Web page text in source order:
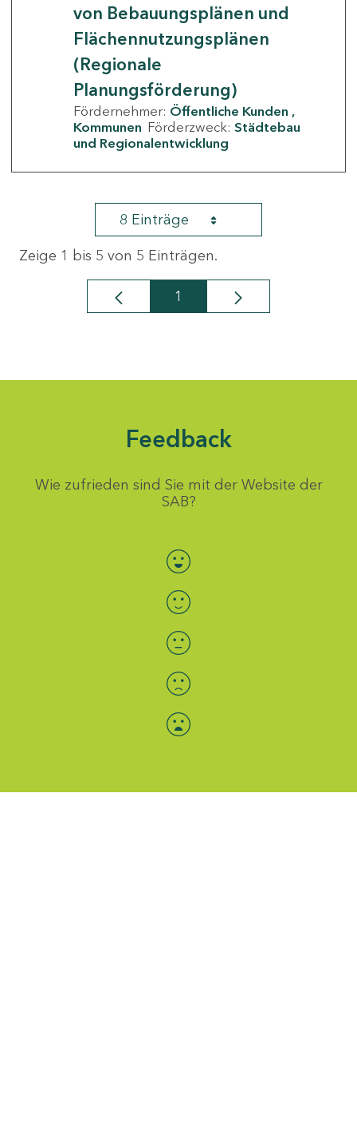
von Bebauungsplänen und
Flächennutzungsplänen
(Regionale
Planungsförderung)
Fördernehmer: Öffentliche Kunden
Kommunen Förderzweck: Städtebau
und Regionalentwicklung
8 Einträge
Zeige 1 bis 5 von 5 Einträgen.
Seite
1
Feedback
Wie zufrieden sind Sie mit der Website der
SAB?
Bewertung auswählen